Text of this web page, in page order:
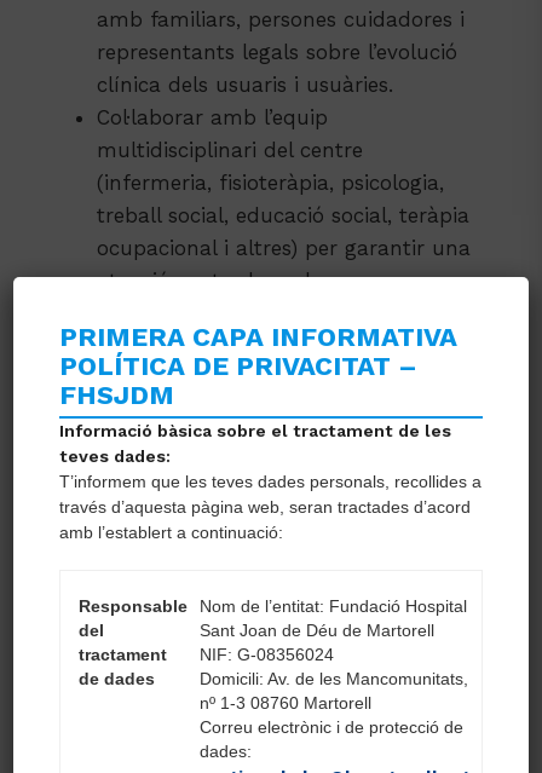
amb familiars, persones cuidadores i
representants legals sobre l’evolució
clínica dels usuaris i usuàries.
Col·laborar amb l’equip
multidisciplinari del centre
(infermeria, fisioteràpia, psicologia,
treball social, educació social, teràpia
ocupacional i altres) per garantir una
atenció centrada en la persona.
clínica a la història mèdica,
assegurant el compliment de la
normativa de protecció de dades i
qualitat assistencial.
Participar en programes de
prevenció, promoció de la salut,
vacunació i educació sanitària.
establerts així com de la normativa
del Pla de Prevenció relatiu a l’àrea
d’aplicació.
Acompliment i seguiment dels criteris
establerts en l’acreditació de la
PRIMERA CAPA INFORMATIVA
POLÍTICA DE PRIVACITAT –
FHSJDM
Informació bàsica sobre el tractament de les
teves dades:
T’informem que les teves dades personals, recollides a
través d’aquesta pàgina web, seran tractades d’acord
amb l’establert a continuació:
Responsable
del
tractament
de dades
Nom de l’entitat: Fundació Hospital
Sant Joan de Déu de Martorell
NIF: G-08356024
Domicili: Av. de les Mancomunitats,
nº 1-3 08760 Martorell
Correu electrònic i de protecció de
dades: